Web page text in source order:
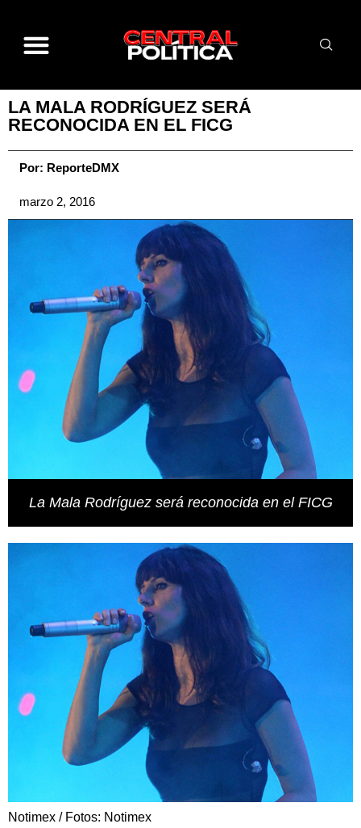
LA MALA RODRÍGUEZ SERÁ
RECONOCIDA EN EL FICG
Por: ReporteDMX
marzo 2, 2016
La Mala Rodríguez será reconocida en el FICG
Notimex / Fotos: Notimex